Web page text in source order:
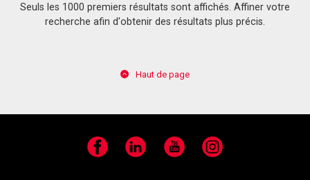
Seuls les 1000 premiers résultats sont affichés. Affiner votre
recherche afin d'obtenir des résultats plus précis.
Haut de page
Facebook LinkedIn YouTube Instagram